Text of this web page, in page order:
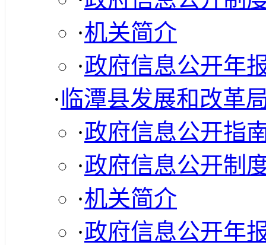
·机关简介
·政府信息公开年
·临潭县发展和改革
·政府信息公开指
·政府信息公开制
·机关简介
·政府信息公开年